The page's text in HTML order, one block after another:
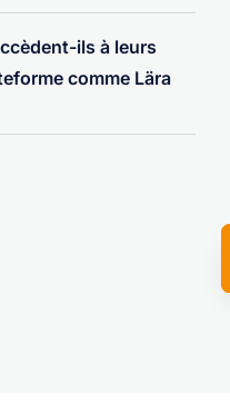
ils à leurs
comme Lära